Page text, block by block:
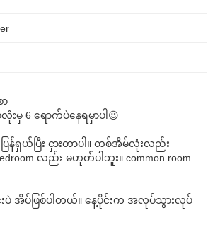
ာ
းမှ 6 ရောက်ပဲနေရမှာပါ😉
ြန်ရှယ်ပြီး ငှားတာပါ။ တစ်အိမ်လုံးလည်း
လည်း မဟုတ်ပါဘူး။ common room
အိပ်ဖြစ်ပါတယ်။ နေ့ပိုင်းက အလုပ်သွားလုပ်